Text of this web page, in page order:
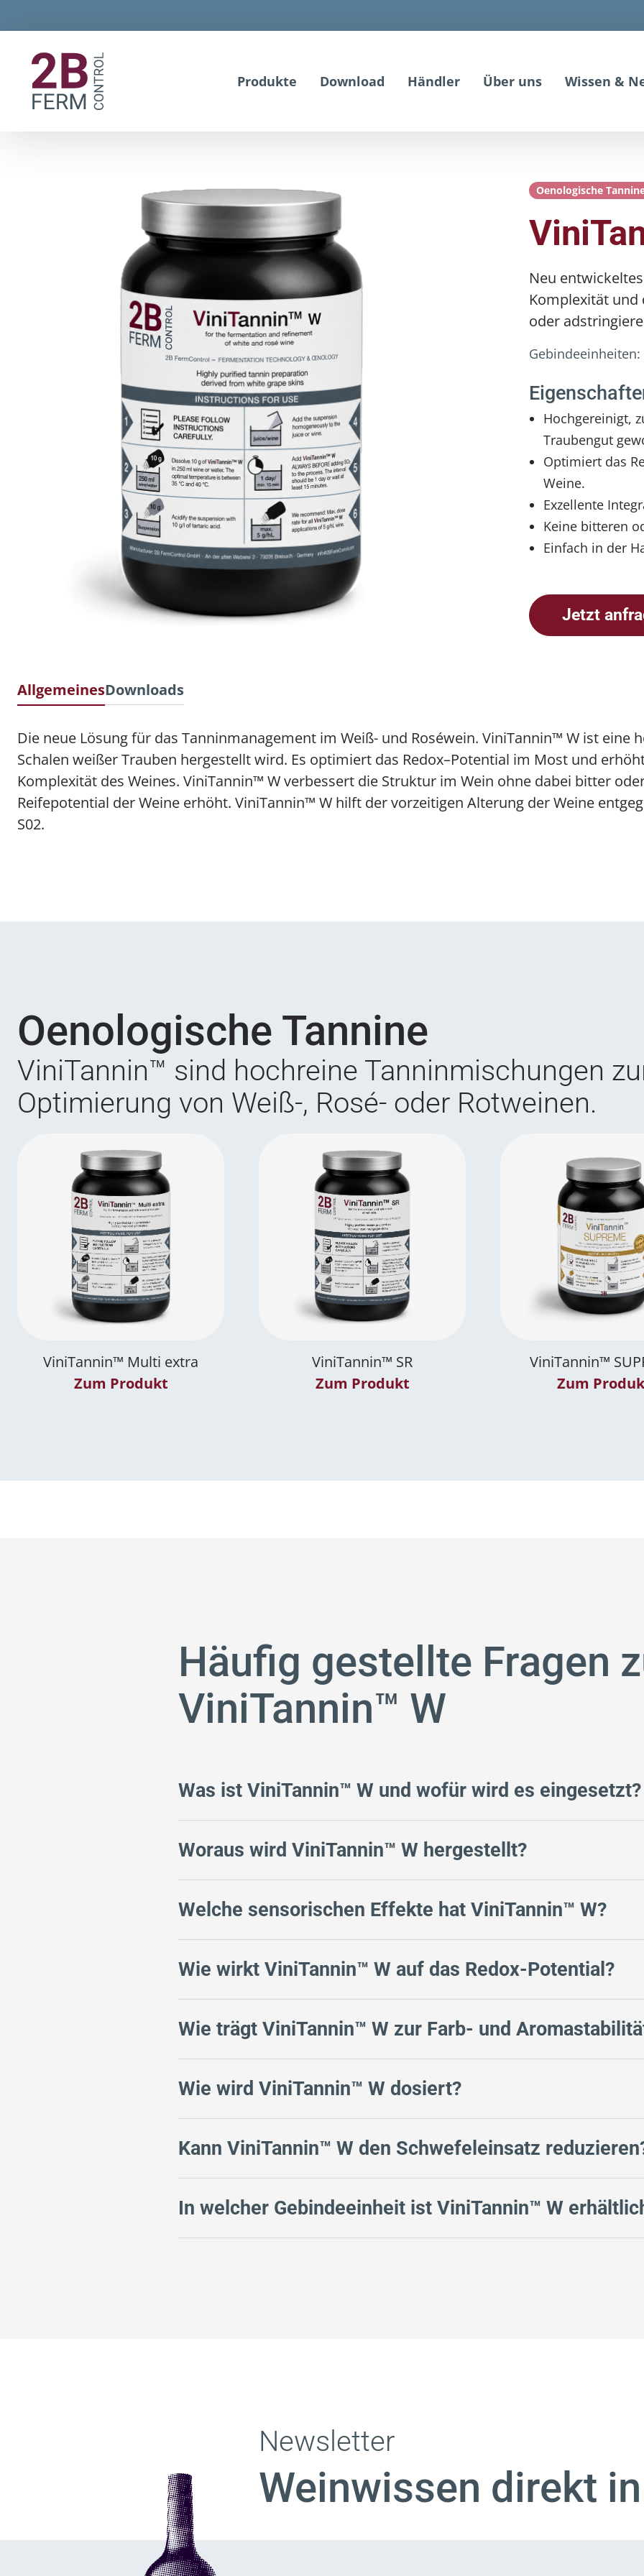
Produkte Download Händler Über uns Wissen &
Oenologische
Neu
Komplexität und
oder
Gebindeeinheiten:
Hochgereinigt,
Traubengut
Optimiert das
Weine.
Exzellente
Keine bitteren
Einfach in der
Jetzt
AllgemeinesDownloads
Die neue Lösung für das Tanninmanagement im Weiß- und Roséwein. ViniTannin™ W ist eine
Schalen weißer Trauben hergestellt wird. Es optimiert das Redox–Potential im Most und
Komplexität des Weines. ViniTannin™ W verbessert die Struktur im Wein ohne dabei bitter
Reifepotential der Weine erhöht. ViniTannin™ W hilft der vorzeitigen Alterung der Weine
S02.
Oenologische Tannine
ViniTannin™ sind hochreine Tanninmischungen
Optimierung von Weiß-, Rosé- oder Rotweinen.
ViniTannin™ Multi extra
Zum Produkt
ViniTannin™ SR
Zum Produkt
ViniTannin™
Zum
Häufig gestellte Fragen
ViniTannin™ W
Was ist ViniTannin™ W und wofür wird es eingesetzt?
Woraus wird ViniTannin™ W hergestellt?
Welche sensorischen Effekte hat ViniTannin™ W?
Wie wirkt ViniTannin™ W auf das Redox-Potential?
Wie trägt ViniTannin™ W zur Farb- und
Wie wird ViniTannin™ W dosiert?
Kann ViniTannin™ W den Schwefeleinsatz
In welcher Gebindeeinheit ist ViniTannin™ W
Newsletter
Weinwissen direkt